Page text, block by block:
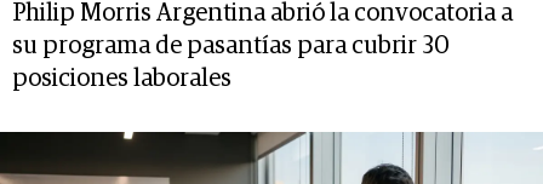
Philip Morris Argentina abrió la convocatoria a
su programa de pasantías para cubrir 30
posiciones laborales